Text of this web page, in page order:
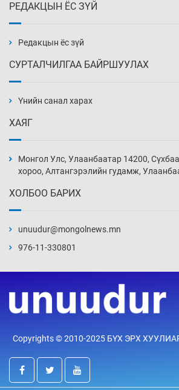
7 цаг 50 мин
8 цаг 20 мин
8 цаг 50 мин
9 цаг 5 мин
бүртгэлийг энэ баасан
9 цаг 20 мин
РЕДАКЦЫН ЁС ЗҮЙ
Редакцын ёс зүй
СУРТАЛЧИЛГАА БАЙРШУУЛАХ
Үнийн санал харах
ХАЯГ
Монгол Улс, Улаанбаатар 14200,
хороо, Алтангэрэлийн гудамж,
ХОЛБОО БАРИХ
unuudur@mongolnews.mn
976-11-330801
Copyrights © 2010-2025 БҮХ ЭРХ